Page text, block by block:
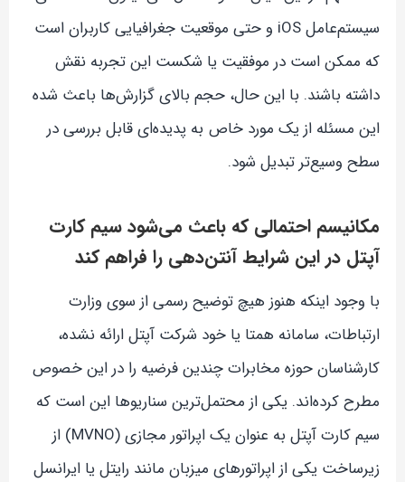
سیستم‌عامل iOS و حتی موقعیت جغرافیایی کاربران است
که ممکن است در موفقیت یا شکست این تجربه نقش
داشته باشند. با این حال، حجم بالای گزارش‌ها باعث شده
این مسئله از یک مورد خاص به پدیده‌ای قابل بررسی در
سطح وسیع‌تر تبدیل شود.
مکانیسم احتمالی که باعث می‌شود سیم کارت
آپتل در این شرایط آنتن‌دهی را فراهم کند
با وجود اینکه هنوز هیچ توضیح رسمی از سوی وزارت
ارتباطات، سامانه همتا یا خود شرکت آپتل ارائه نشده،
کارشناسان حوزه مخابرات چندین فرضیه را در این خصوص
مطرح کرده‌اند. یکی از محتمل‌ترین سناریوها این است که
سیم کارت آپتل به عنوان یک اپراتور مجازی (MVNO) از
زیرساخت یکی از اپراتورهای میزبان مانند رایتل یا ایرانسل